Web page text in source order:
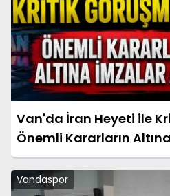
Van'da İran Heyeti ile
Önemli Kararların
Vandaspor